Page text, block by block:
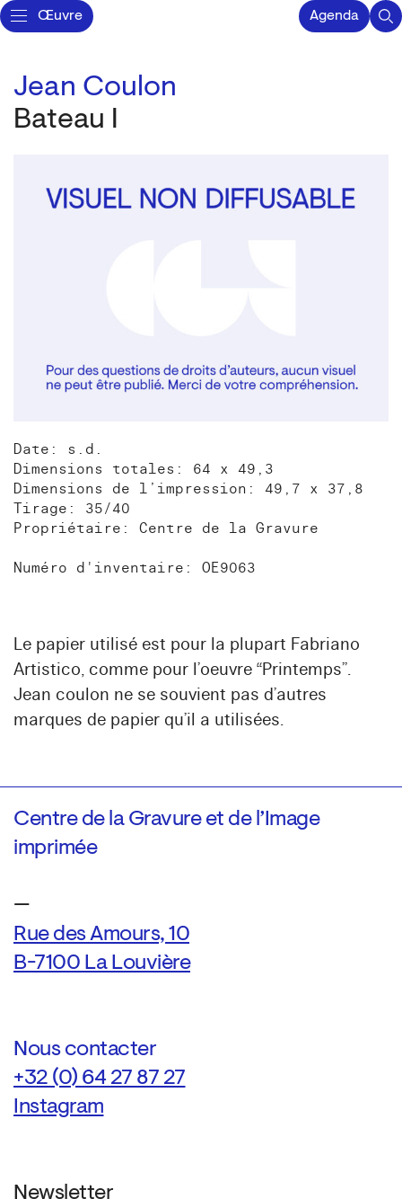
Œuvre Agenda
Jean Coulon
Bateau I
Date: s.d.
Dimensions totales: 64 x 49,3
Dimensions de l’impression: 49,7 x 37,8
Tirage: 35/40
Propriétaire: Centre de la Gravure
Numéro d'inventaire: OE9063
Le papier utilisé est pour la plupart Fabriano
Artistico, comme pour l’oeuvre “Printemps”.
Jean coulon ne se souvient pas d’autres
marques de papier qu’il a utilisées.
Centre de la Gravure et de l’Image
imprimée
—
Rue des Amours, 10
B-7100 La Louvière
Nous contacter
+32 (0) 64 27 87 27
Instagram
Newsletter